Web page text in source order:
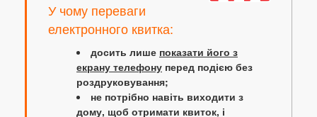
У чому переваги
електронного квитка:
досить лише показати його з
екрану телефону перед подією без
роздруковування;
не потрібно навіть виходити з
дому, щоб отримати квиток, і